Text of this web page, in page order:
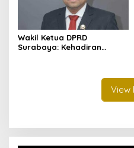
Wakil Ketua DPRD
Surabaya: Kehadiran
View